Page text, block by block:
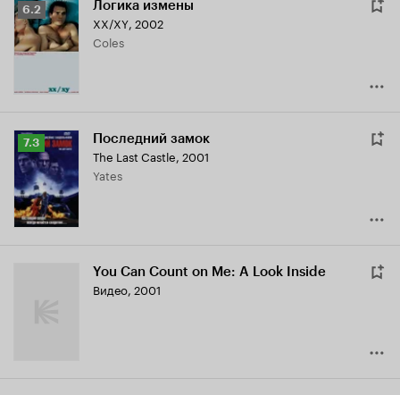
Рейтинг
Кинопоиска
6.2
6.2 Логика измены
XX/XY, 2002
Coles
Рейтинг
Кинопоиска
7.3
7.3 Последний замок
The Last Castle, 2001
Yates
You Can Count on Me: A Look Inside
Видео, 2001